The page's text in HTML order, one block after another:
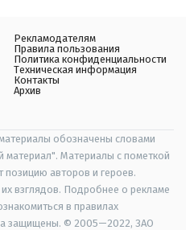
Рекламодателям
Правила пользования
Политика конфиденциальности
Техническая информация
Контакты
Архив
обозначены словами
материал". Материалы с пометкой
авторов и героев.
взглядов. Подробнее о рекламе
в правилах
защищены. © 2005—2022, ЗАО